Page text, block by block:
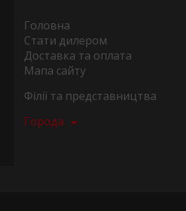
Головна
Стати дилером
Доставка та оплата
Мапа сайту
Філії та представництва
Города